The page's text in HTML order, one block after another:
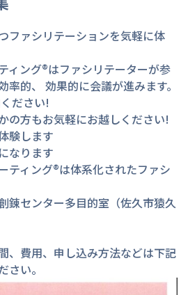
ファシリテーションを気軽に体
ィング®はファシリテーターが参
的、 効果的に会議が進みます。
ださい!
の方もお気軽にお越しください!
験します
なります
ティング®は体系化されたファシ
錬センター多目的室（佐久市猿久
、費用、申し込み方法などは下記
さい。